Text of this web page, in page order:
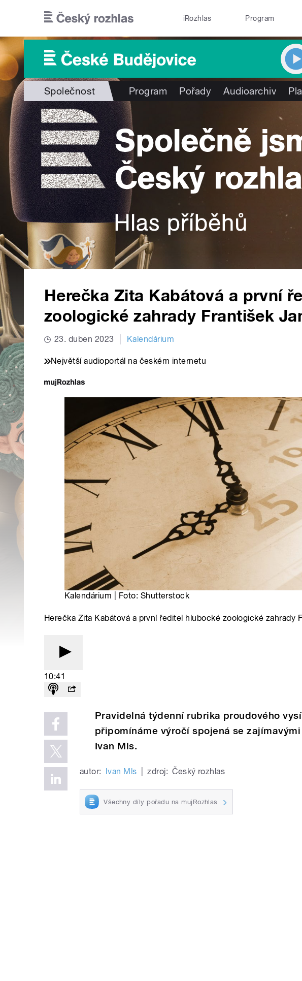
iRozhlas Program
Společnost Program Pořady Audioarchiv
Herečka Zita Kabátová a první
zoologické zahrady František
23. duben 2023 Kalendárium
Největší audioportál na českém internetu
Kalendárium | Foto: Shutterstock
Herečka Zita Kabátová a první ředitel hlubocké zoologické zahrady
10:41
Pravidelná týdenní rubrika proudového
připomínáme výročí spojená se
Ivan Mls.
autor: Ivan Mls zdroj: Český rozhlas
Všechny díly pořadu na mujRozhlas